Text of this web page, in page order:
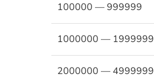
100000 — 999999
1000000 — 1999999
2000000 — 4999999